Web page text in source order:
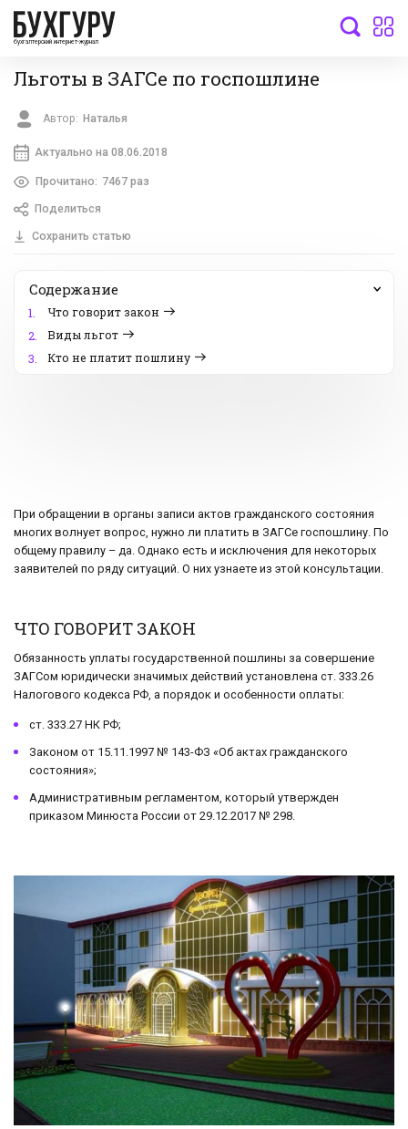
бухгалтерский интернет-журнал
Льготы в ЗАГСе по госпошлине
Автор: Наталья
Актуально на 08.06.2018
Прочитано: 7467 раз
Поделиться
Сохранить статью
Содержание
1.
Что говорит закон
2.
Виды льгот
3.
Кто не платит пошлину
При обращении в органы записи актов гражданского состояния
многих волнует вопрос, нужно ли платить в ЗАГСе госпошлину. По
общему правилу – да. Однако есть и исключения для некоторых
заявителей по ряду ситуаций. О них узнаете из этой консультации.
ЧТО ГОВОРИТ ЗАКОН
Обязанность уплаты государственной пошлины за совершение
ЗАГСом юридически значимых действий установлена ст. 333.26
Налогового кодекса РФ, а порядок и особенности оплаты:
ст. 333.27 НК РФ;
Законом от 15.11.1997 № 143-ФЗ «Об актах гражданского
состояния»;
Административным регламентом, который утвержден
приказом Минюста России от 29.12.2017 № 298.